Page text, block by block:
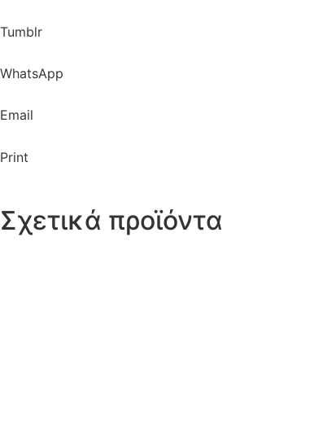
Tumblr
WhatsApp
Email
Print
Σχετικά προϊόντα